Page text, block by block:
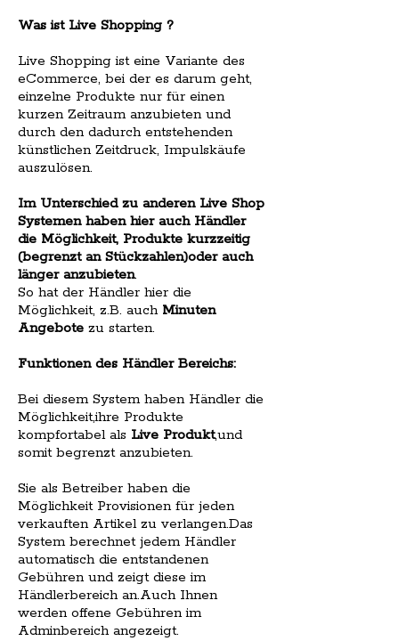
Was ist Live Shopping ?
Live Shopping ist eine Variante des
eCommerce, bei der es darum geht,
einzelne Produkte nur für einen
kurzen Zeitraum anzubieten und
durch den dadurch entstehenden
künstlichen Zeitdruck, Impulskäufe
auszulösen.
Im Unterschied zu anderen Live Shop
Systemen haben hier auch Händler
die Möglichkeit, Produkte kurzzeitig
(begrenzt an Stückzahlen)oder auch
länger anzubieten.
So hat der Händler hier die
Möglichkeit, z.B. auch Minuten
Angebote zu starten.
Funktionen des Händler Bereichs:
Bei diesem System haben Händler die
Möglichkeit,ihre Produkte
kompfortabel als Live Produkt,und
somit begrenzt anzubieten.
Sie als Betreiber haben die
Möglichkeit Provisionen für jeden
verkauften Artikel zu verlangen.Das
System berechnet jedem Händler
automatisch die entstandenen
Gebühren und zeigt diese im
Händlerbereich an.Auch Ihnen
werden offene Gebühren im
Adminbereich angezeigt.